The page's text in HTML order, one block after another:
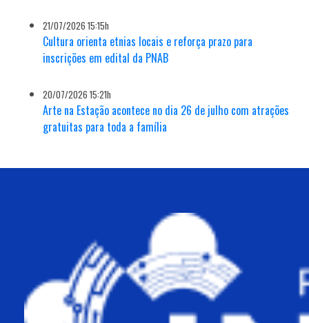
21/07/2026 15:15h
Cultura orienta etnias locais e reforça prazo para
inscrições em edital da PNAB
20/07/2026 15:21h
Arte na Estação acontece no dia 26 de julho com atrações
gratuitas para toda a família